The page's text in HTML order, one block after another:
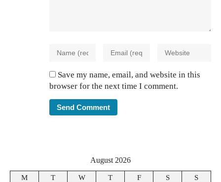
Save my name, email, and website in this
browser for the next time I comment.
August 2026
M T W T F S S